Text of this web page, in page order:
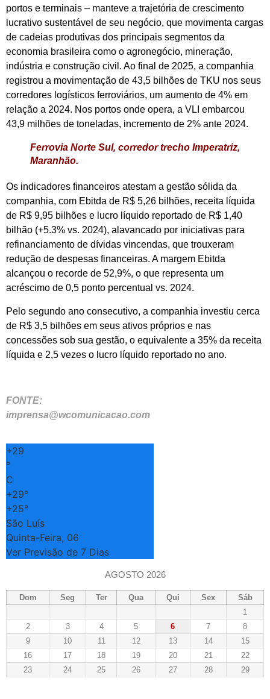
+29
°
C
+29°
+25°
São Luís
Quinta-Feira, 06
Ver Previsão de 7 Dias
AGOSTO 2026
Dom Seg Ter Qua Qui Sex
Sáb
1
2
3 4 5 6 7
8
9
10 11 12 13 14
15
16
17 18 19 20 21
22
23
24 25 26 27 28 29
portos e terminais – manteve a trajetória de crescimento
lucrativo sustentável de seu negócio, que movimenta cargas
de cadeias produtivas dos principais segmentos da
economia brasileira como o agronegócio, mineração,
indústria e construção civil. Ao final de 2025, a companhia
registrou a movimentação de 43,5 bilhões de TKU nos seus
corredores logísticos ferroviários, um aumento de 4% em
relação a 2024. Nos portos onde opera, a VLI embarcou
43,9 milhões de toneladas, incremento de 2% ante 2024.
Ferrovia Norte Sul, corredor trecho Imperatriz,
Maranhão.
Os indicadores financeiros atestam a gestão sólida da
companhia, com Ebitda de R$ 5,26 bilhões, receita líquida
de R$ 9,95 bilhões e lucro líquido reportado de R$ 1,40
bilhão (+5.3% vs. 2024), alavancado por iniciativas para
refinanciamento de dívidas vincendas, que trouxeram
redução de despesas financeiras. A margem Ebitda
alcançou o recorde de 52,9%, o que representa um
acréscimo de 0,5 ponto percentual vs. 2024.
Pelo segundo ano consecutivo, a companhia investiu cerca
de R$ 3,5 bilhões em seus ativos próprios e nas
concessões sob sua gestão, o equivalente a 35% da receita
líquida e 2,5 vezes o lucro líquido reportado no ano.
FONTE:
imprensa@wcomunicacao.com